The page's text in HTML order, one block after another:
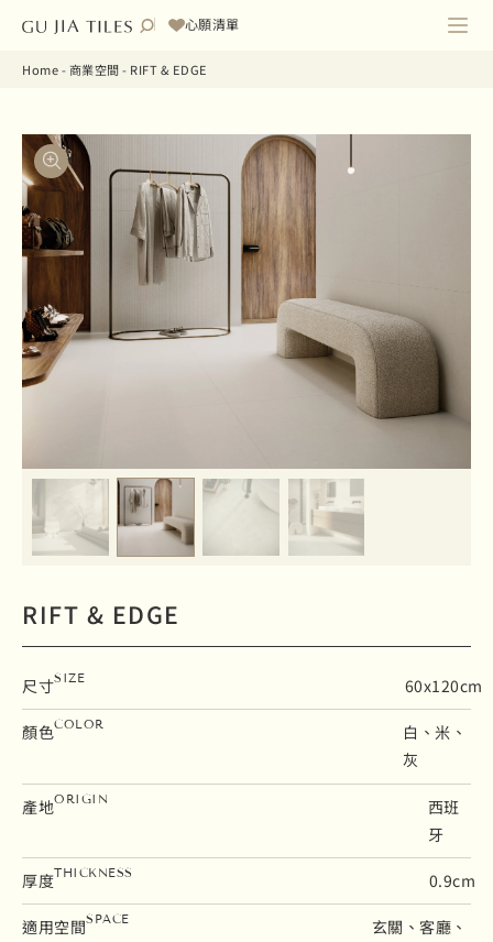
心願清單
Home-商業空間- RIFT & EDGE
RIFT & EDGE
尺寸SIZE 60x120cm
顏色COLOR
白、米、
灰
產地ORIGIN
西班
牙
厚度THICKNESS 0.9cm
適用空間SPACE
玄關、客廳、